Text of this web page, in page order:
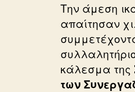
Την άμεση
απαίτησαν
κάλεσμα της
των